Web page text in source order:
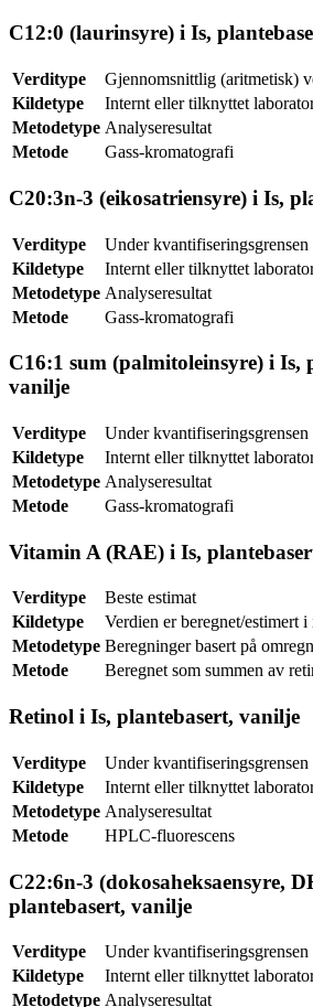
C12:0 (laurinsyre) i Is,
Verditype
Gjennomsnittlig (aritmetisk)
Kildetype
Internt eller tilknyttet
Metodetype Analyseresultat
Metode
Gass-kromatografi
C20:3n-3 (eikosatriensyre) i Is,
Verditype
Under kvantifiseringsgrensen
Kildetype
Internt eller tilknyttet
Metodetype Analyseresultat
Metode
Gass-kromatografi
C16:1 sum (palmitoleinsyre) i Is,
vanilje
Verditype
Under kvantifiseringsgrensen
Kildetype
Internt eller tilknyttet
Metodetype Analyseresultat
Metode
Gass-kromatografi
Vitamin A (RAE) i Is,
Verditype
Beste estimat
Kildetype
Verdien er beregnet/estimert i
Metodetype Beregninger basert på
Metode
Beregnet som summen av
Retinol i Is, plantebasert, vanilje
Verditype
Under kvantifiseringsgrensen
Kildetype
Internt eller tilknyttet
Metodetype Analyseresultat
Metode
HPLC-fluorescens
C22:6n-3 (dokosaheksaensyre,
plantebasert, vanilje
Verditype
Under kvantifiseringsgrensen
Kildetype
Internt eller tilknyttet
Metodetype Analyseresultat